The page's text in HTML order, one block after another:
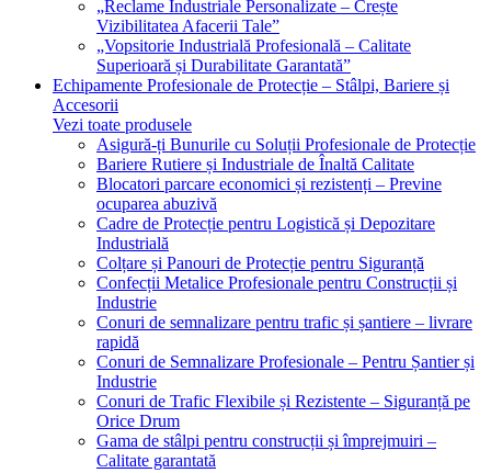
„Reclame Industriale Personalizate – Crește
Vizibilitatea Afacerii Tale”
„Vopsitorie Industrială Profesională – Calitate
Superioară și Durabilitate Garantată”
Echipamente Profesionale de Protecție – Stâlpi, Bariere și
Accesorii
Vezi toate produsele
Asigură-ți Bunurile cu Soluții Profesionale de Protecție
Bariere Rutiere și Industriale de Înaltă Calitate
Blocatori parcare economici și rezistenți – Previne
ocuparea abuzivă
Cadre de Protecție pentru Logistică și Depozitare
Industrială
Colțare și Panouri de Protecție pentru Siguranță
Confecții Metalice Profesionale pentru Construcții și
Industrie
Conuri de semnalizare pentru trafic și șantiere – livrare
rapidă
Conuri de Semnalizare Profesionale – Pentru Șantier și
Industrie
Conuri de Trafic Flexibile și Rezistente – Siguranță pe
Orice Drum
Gama de stâlpi pentru construcții și împrejmuiri –
Calitate garantată